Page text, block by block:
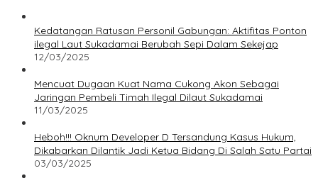
Kedatangan Ratusan Personil Gabungan: Aktifitas Ponton
ilegal Laut Sukadamai Berubah Sepi Dalam Sekejap
12/03/2025
Mencuat Dugaan Kuat Nama Cukong Akon Sebagai
Jaringan Pembeli Timah Ilegal Dilaut Sukadamai
11/03/2025
Heboh!!! Oknum Developer D Tersandung Kasus Hukum,
Dikabarkan Dilantik Jadi Ketua Bidang Di Salah Satu Partai
03/03/2025